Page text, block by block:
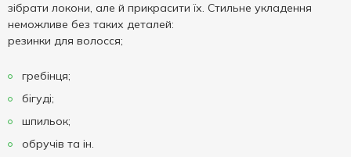
зібрати локони, але й прикрасити їх. Стильне укладення
неможливе без таких деталей:
резинки для волосся;
гребінця;
бігуді;
шпильок;
обручів та ін.